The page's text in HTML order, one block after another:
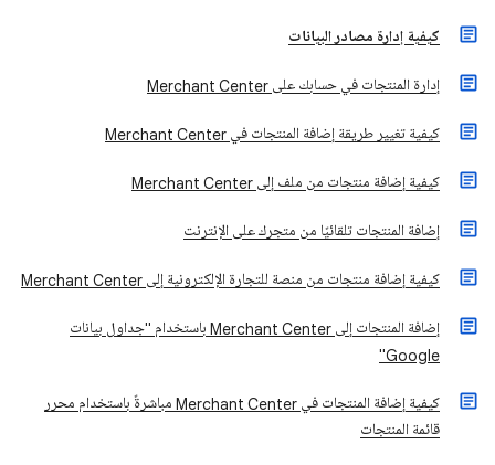
كيفية إدارة مصادر البيانات
إدارة المنتجات في حسابك على Merchant Center
كيفية تغيير طريقة إضافة المنتجات في Merchant Center
كيفية إضافة منتجات من ملف إلى Merchant Center
إضافة المنتجات تلقائيًا من متجرك على الإنترنت
كيفية إضافة منتجات من منصة للتجارة الإلكترونية إلى Merchant Center
إضافة المنتجات إلى Merchant Center باستخدام "جداول بيانات
Google"
كيفية إضافة المنتجات في Merchant Center مباشرةً باستخدام محرر
قائمة المنتجات